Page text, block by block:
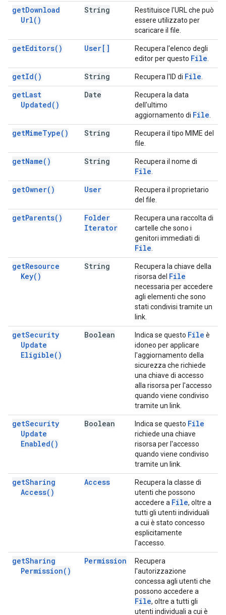
getDownload
Url( )
String
Restituisce l'URL che può
essere utilizzato per
scaricare il file.
getEditors( ) User[]
Recupera l'elenco degli
editor per questo File
getId( ) String Recupera l'ID di File
getLast
Updated( )
Date
Recupera la data
dell'ultimo
aggiornamento di File
getMimeType( ) String
Recupera il tipo MIME del
file.
getName( ) String Recupera il nome di
File
getOwner( ) User
Recupera il proprietario
del file.
getParents( )
Folder
Iterator
Recupera una raccolta di
cartelle che sono i
genitori immediati di
File
getResource
Key( )
String
Recupera la chiave della
risorsa del File
necessaria per accedere
agli elementi che sono
stati condivisi tramite un
link.
getSecurity
Update
Eligible( )
Boolean Indica se questo File è
idoneo per applicare
l'aggiornamento della
sicurezza che richiede
una chiave di accesso
alla risorsa per l'accesso
quando viene condiviso
tramite un link.
getSecurity
Update
Enabled( )
Boolean Indica se questo File
richiede una chiave
risorsa per l'accesso
quando viene condiviso
tramite un link.
getSharing
Access( )
Access
Recupera la classe di
utenti che possono
accedere a File, oltre a
tutti gli utenti individuali
a cui è stato concesso
esplicitamente
l'accesso.
getSharing
Permission( )
Permission
Recupera
l'autorizzazione
concessa agli utenti che
possono accedere a
File, oltre a tutti gli
utenti individuali a cui è